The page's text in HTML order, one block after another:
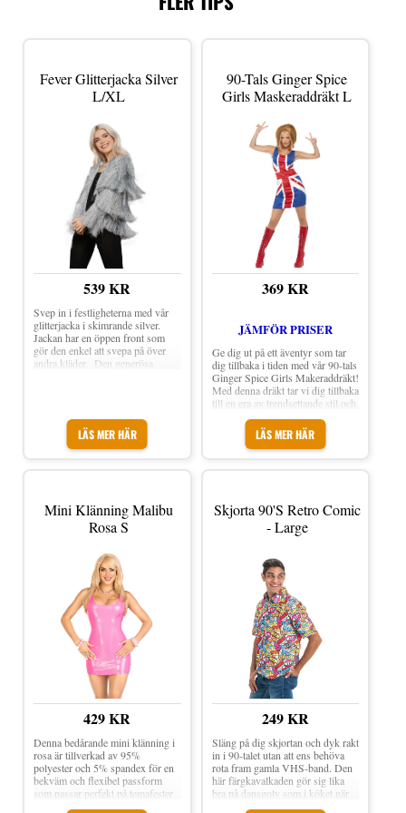
Fever Glitterjacka Silver
L/XL
539 KR
LÄS MER HÄR
Svep in i festligheterna med vår
glitterjacka i skimrande silver.
Jackan har en öppen front som
gör den enkel att svepa på över
andra kläder. Den generösa
90-Tals Ginger Spice
Girls Maskeraddräkt L
369 KR
LÄS MER HÄR
JÄMFÖR PRISER
Ge dig ut på ett äventyr som tar
dig tillbaka i tiden med vår 90-tals
Ginger Spice Girls Makeraddräkt!
Med denna dräkt tar vi dig tillbaka
till en era av trendsettande stil och
klänning, inspirerad av den
ikoniska 90-talsstilen, tar den dig
tillbaka till en unik tid. Så vad
klänningen bli ditt verktyg för att
skapa minnen och inspirera andra
med din unika stil!
Mini Klänning Malibu
Rosa S
429 KR
Denna bedårande mini klänning i
rosa är tillverkad av 95%
polyester och 5% spandex för en
bekväm och flexibel passform
som passar perfekt på temafester
Skjorta 90's Retro Comic
- Large
249 KR
Släng på dig skjortan och dyk rakt
in i 90-talet utan att ens behöva
rota fram gamla VHS-band. Den
här färgkavalkaden gör sig lika
bra på dansgolv som i köket när